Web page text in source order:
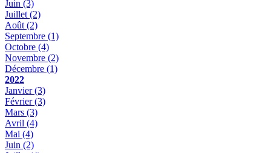
Juin (3)
Juillet (2)
Août (2)
Septembre (1)
Octobre (4)
Novembre (2)
Décembre (1)
2022
Janvier(3)
Février(3)
Mars (3)
Avril (4)
Mai (4)
Juin (2)